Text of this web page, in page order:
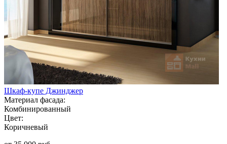
Шкаф-купе Джинджер
Материал фасада:
Комбинированный
Цвет:
Коричневый